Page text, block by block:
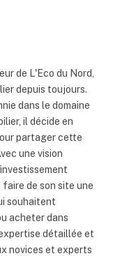
de L'Eco du Nord,
depuis toujours.
dans le domaine
il décide en
partager cette
une vision
faire de son site une
souhaitent
acheter dans
détaillée et
novices et experts